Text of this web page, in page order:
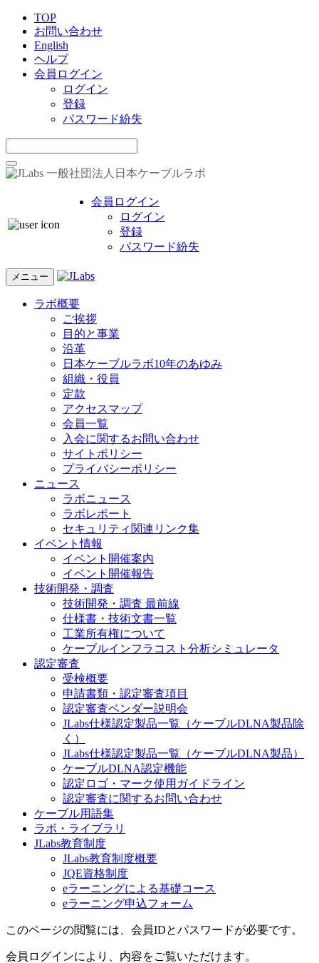
TOP
お問い合わせ
English
ヘルプ
会員ログイン
ログイン
登録
パスワード紛失
一般社団法人日本ケーブルラボ
会員ログイン
ログイン
登録
パスワード紛失
メニュー
ラボ概要
ご挨拶
目的と事業
沿革
日本ケーブルラボ10年のあゆみ
組織・役員
定款
アクセスマップ
会員一覧
入会に関するお問い合わせ
サイトポリシー
プライバシーポリシー
ニュース
ラボニュース
ラボレポート
セキュリティ関連リンク集
イベント情報
イベント開催案内
イベント開催報告
技術開発・調査
技術開発・調査 最前線
仕様書・技術文書一覧
工業所有権について
ケーブルインフラコスト分析シミュレータ
認定審査
受検概要
申請書類・認定審査項目
認定審査ベンダー説明会
JLabs仕様認定製品一覧（ケーブルDLNA製品除
く）
JLabs仕様認定製品一覧（ケーブルDLNA製品）
ケーブルDLNA認定機能
認定ロゴ・マーク使用ガイドライン
認定審査に関するお問い合わせ
ケーブル用語集
ラボ・ライブラリ
JLabs教育制度
JLabs教育制度概要
JQE資格制度
eラーニングによる基礎コース
eラーニング申込フォーム
このページの閲覧には、会員IDとパスワードが必要です。
会員ログインにより、内容をご覧いただけます。